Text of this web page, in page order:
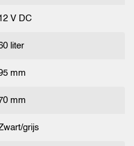
V DC
liter
mm
mm
grijs